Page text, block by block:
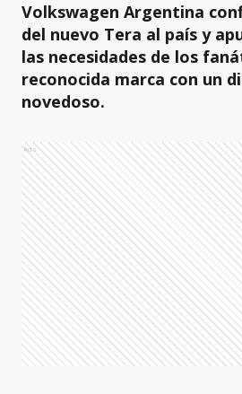
Volkswagen Argentina
del nuevo Tera al país y
las necesidades de los
reconocida marca con un
novedoso.
Ads